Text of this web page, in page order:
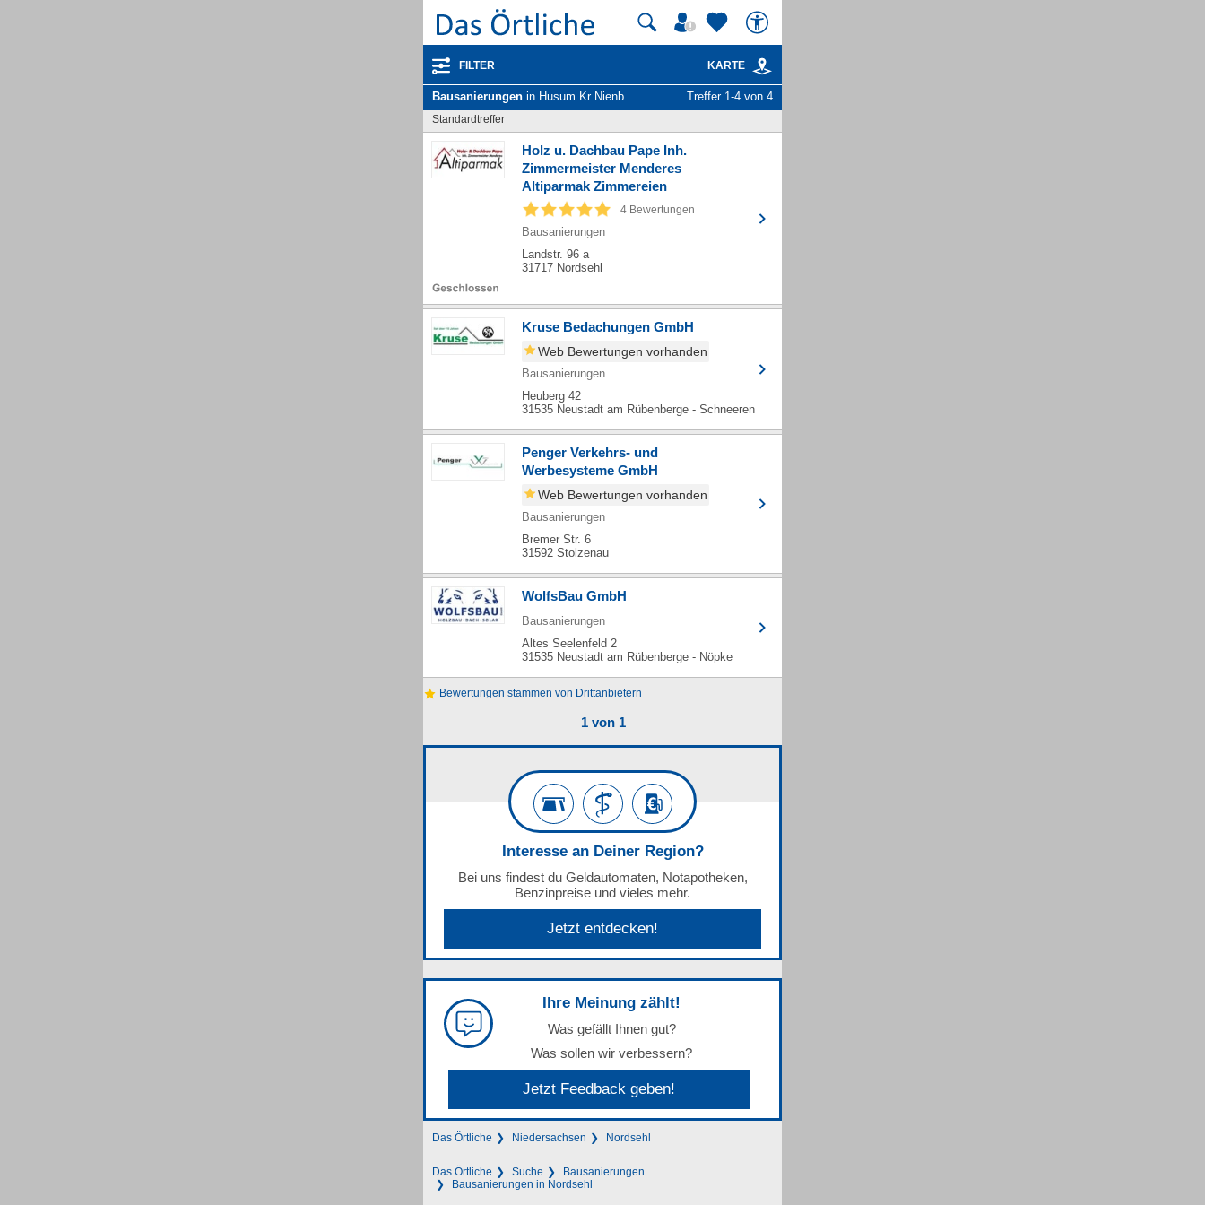
FILTER KARTE
Bausanierungen in Husum Kr Nienburg Weser Treffer 1-4 von 4
Standardtreffer
Holz u. Dachbau Pape Inh.
Zimmermeister Menderes
Altiparmak Zimmereien
4 Bewertungen
Bausanierungen
Landstr. 96 a
31717 Nordsehl
Kruse Bedachungen GmbH
Web Bewertungen vorhanden
Bausanierungen
Heuberg 42
31535 Neustadt am Rübenberge - Schneeren
Penger Verkehrs- und
Werbesysteme GmbH
Web Bewertungen vorhanden
Bausanierungen
Bremer Str. 6
31592 Stolzenau
WolfsBau GmbH
Bausanierungen
Altes Seelenfeld 2
31535 Neustadt am Rübenberge - Nöpke
Bewertungen stammen von Drittanbietern
1 von 1
Interesse an Deiner Region?
Bei uns findest du Geldautomaten, Notapotheken,
Benzinpreise und vieles mehr.
Jetzt entdecken!
Ihre Meinung zählt!
Was gefällt Ihnen gut?
Was sollen wir verbessern?
Jetzt Feedback geben!
Das Örtliche Niedersachsen Nordsehl
Das Örtliche Suche
Bausanierungen
Bausanierungen in Nordsehl